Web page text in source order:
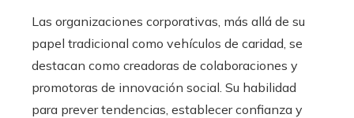
Las organizaciones corporativas, más allá de su
papel tradicional como vehículos de caridad, se
destacan como creadoras de colaboraciones y
promotoras de innovación social. Su habilidad
para prever tendencias, establecer confianza y